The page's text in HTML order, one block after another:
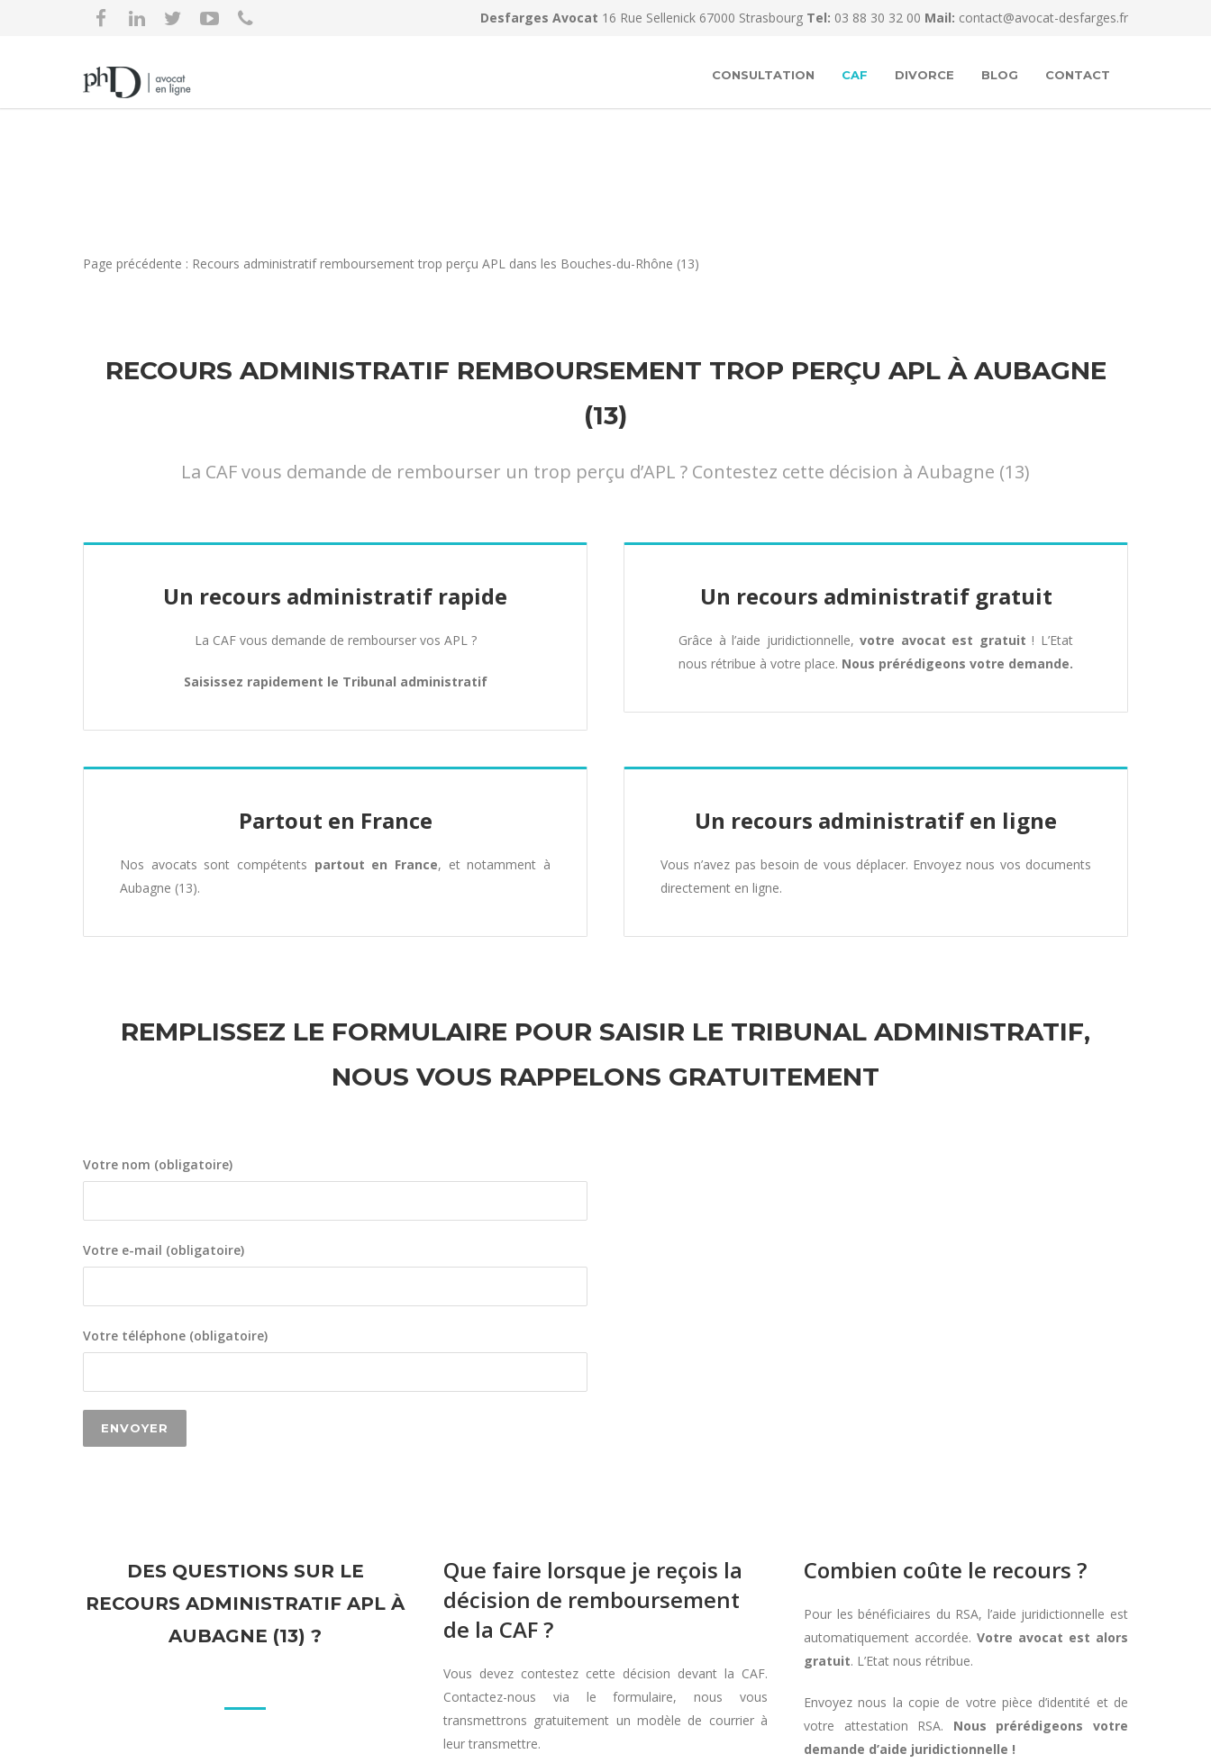
Desfarges Avocat 16 Rue Sellenick 67000 Strasbourg Tel: 03 88 30 32 00 Mail: contact@avocat-desfarges.fr
CONSULTATION CAF DIVORCE BLOG CONTACT
Page précédente : Recours administratif remboursement trop perçu APL dans les Bouches-du-Rhône (13)
RECOURS ADMINISTRATIF REMBOURSEMENT TROP PERÇU APL À AUBAGNE
(13)
La CAF vous demande de rembourser un trop perçu d’APL ? Contestez cette décision à Aubagne (13)
Un recours administratif rapide
La CAF vous demande de rembourser vos APL ?
Saisissez rapidement le Tribunal administratif
Un recours administratif gratuit
Grâce à l’aide juridictionnelle,votre avocat est gratuit ! L’Etat
nous rétribue à votre place. Nous prérédigeons votre demande.
Partout en France
Nos avocats sont compétents partout en France, et notamment à
Aubagne (13).
Un recours administratif en ligne
Vous n’avez pas besoin de vous déplacer. Envoyez nous vos documents
directement en ligne.
REMPLISSEZ LE FORMULAIRE POUR SAISIR LE TRIBUNAL ADMINISTRATIF,
NOUS VOUS RAPPELONS GRATUITEMENT
Votre nom (obligatoire)
Votre e-mail (obligatoire)
Votre téléphone (obligatoire)
DES QUESTIONS SUR LE
RECOURS ADMINISTRATIF APL À
AUBAGNE (13) ?
Que faire lorsque je reçois la
décision de remboursement
de la CAF ?
Vous devez contestez cette décision devant la CAF.
Contactez-nous via le formulaire, nous vous
transmettrons gratuitement un modèle de courrier à
leur transmettre.
Combien coûte le recours ?
Pour les bénéficiaires du RSA, l’aide juridictionnelle est
automatiquement accordée. Votre avocat est alors
gratuit. L’Etat nous rétribue.
Envoyez nous la copie de votre pièce d’identité et de
votre attestation RSA. Nous prérédigeons votre
demande d’aide juridictionnelle !